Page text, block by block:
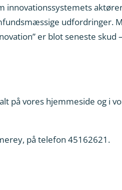
innovationssystemets
udfordringer.
er blot seneste skud
på vores hjemmeside og i
på telefon 45162621.